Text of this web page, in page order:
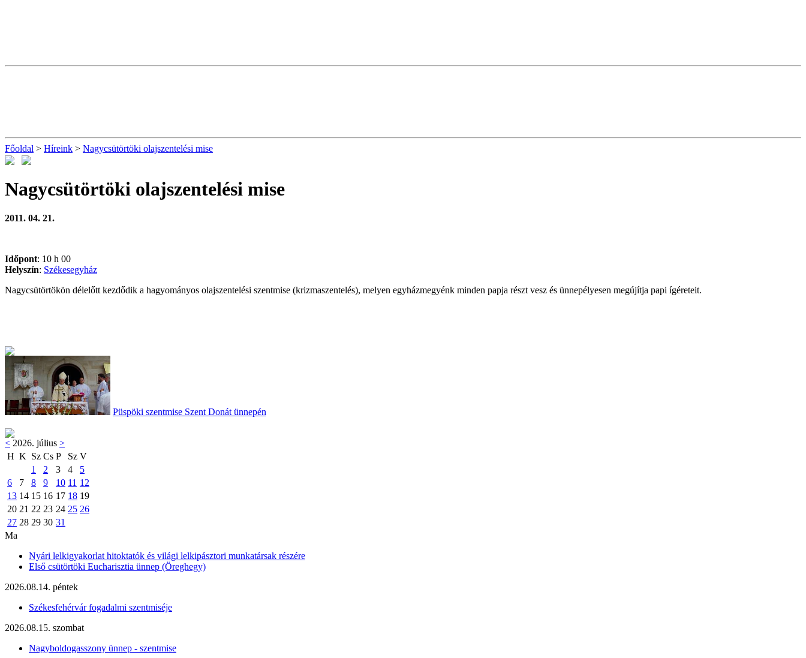
Főoldal > Híreink > Nagycsütörtöki olajszentelési mise
Nagycsütörtöki olajszentelési mise
2011. 04. 21.
Időpont: 10 h 00
Helyszín: Székesegyház
Nagycsütörtökön délelőtt kezdődik a hagyományos olajszentelési szentmise (krizmaszentelés), melyen egyházmegyénk minden papja részt vesz és ünnepélyesen megújítja papi ígéreteit.
Püspöki szentmise Szent Donát ünnepén
< 2026. július >
H K Sz Cs P Sz V
1
2 3 4
5
6
7 8 9 10 11 12
13 14 15 16 17 18 19
20 21 22 23 24 25 26
27 28 29 30 31
Ma
Nyári lelkigyakorlat hitoktatók és világi lelkipásztori munkatársak részére
Első csütörtöki Eucharisztia ünnep (Öreghegy)
2026.08.14. péntek
Székesfehérvár fogadalmi szentmiséje
2026.08.15. szombat
Nagyboldogasszony ünnep - szentmise